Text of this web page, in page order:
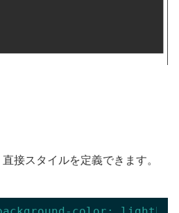
接スタイルを定義できます。